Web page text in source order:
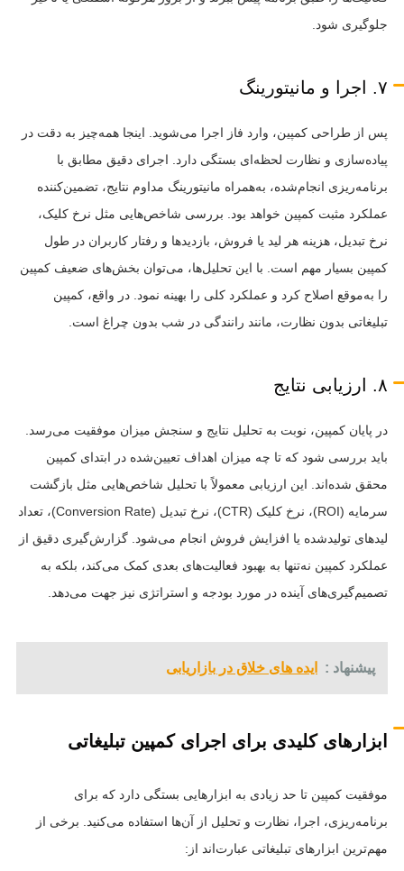
جلوگیری شود.
۷. اجرا و مانیتورینگ
پس از طراحی کمپین، وارد فاز اجرا می‌شوید. اینجا همه‌چیز به دقت در
پیاده‌سازی و نظارت لحظه‌ای بستگی دارد. اجرای دقیق مطابق با
برنامه‌ریزی انجام‌شده، به‌همراه مانیتورینگ مداوم نتایج، تضمین‌کننده
عملکرد مثبت کمپین خواهد بود. بررسی شاخص‌هایی مثل نرخ کلیک،
نرخ تبدیل، هزینه هر لید یا فروش، بازدیدها و رفتار کاربران در طول
کمپین بسیار مهم است. با این تحلیل‌ها، می‌توان بخش‌های ضعیف کمپین
را به‌موقع اصلاح کرد و عملکرد کلی را بهینه نمود. در واقع، کمپین
تبلیغاتی بدون نظارت، مانند رانندگی در شب بدون چراغ است.
۸. ارزیابی نتایج
در پایان کمپین، نوبت به تحلیل نتایج و سنجش میزان موفقیت می‌رسد.
باید بررسی شود که تا چه میزان اهداف تعیین‌شده در ابتدای کمپین
محقق شده‌اند. این ارزیابی معمولاً با تحلیل شاخص‌هایی مثل بازگشت
سرمایه (ROI)، نرخ کلیک (CTR)، نرخ تبدیل (Conversion Rate)، تعداد
لیدهای تولیدشده یا افزایش فروش انجام می‌شود. گزارش‌گیری دقیق از
عملکرد کمپین نه‌تنها به بهبود فعالیت‌های بعدی کمک می‌کند، بلکه به
تصمیم‌گیری‌های آینده در مورد بودجه و استراتژی نیز جهت می‌دهد.
پیشنهاد : ایده های خلاق در بازاریابی
ابزارهای کلیدی برای اجرای کمپین تبلیغاتی
موفقیت کمپین تا حد زیادی به ابزارهایی بستگی دارد که برای
برنامه‌ریزی، اجرا، نظارت و تحلیل از آن‌ها استفاده می‌کنید. برخی از
مهم‌ترین ابزارهای تبلیغاتی عبارت‌اند از: